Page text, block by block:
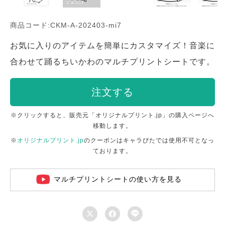
商品コード:CKM-A-202403-mi7
お気に入りのアイテムを簡単にカスタマイズ！音楽に
合わせて踊るちいかわのマルチプリントシートです。
注文する
※クリックすると、販売元「オリジナルプリント.jp」の購入ページへ
移動します。
※ オリジナルプリント.jpのクーポンはキャラぴたでは使用不可となっ
ております。
マルチプリントシートの使い方を見る
  